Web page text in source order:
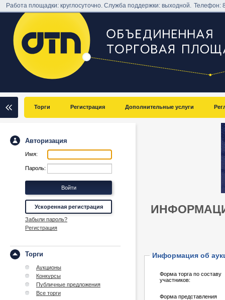
Работа площадки: круглосуточно. Служба поддержки: выходной.Телефон:
Торги Регистрация Дополнительные услуги
Авторизация
Имя:
Пароль:
Ускоренная регистрация
Забыли пароль?
Регистрация
Торги
Аукционы
Конкурсы
Публичные предложения
Все торги
Информация об
Форма торга по составу
участников:
Форма представления